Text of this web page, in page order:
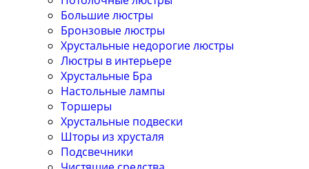
Большие люстры
Бронзовые люстры
Хрустальные недорогие люстры
Люстры в интерьере
Хрустальные Бра
Настольные лампы
Торшеры
Хрустальные подвески
Шторы из хрусталя
Подсвечники